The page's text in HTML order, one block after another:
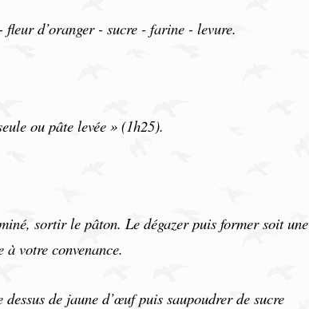
fleur d’oranger - sucre - farine - levure.
ou pâte levée » (1h25).
sortir le pâton. Le dégazer puis former soit une
votre convenance.
de jaune d’œuf puis saupoudrer de sucre